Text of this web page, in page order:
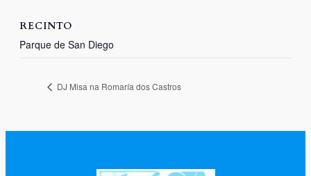
RECINTO
Parque de San Diego
DJ Misa na Romaría dos Castros